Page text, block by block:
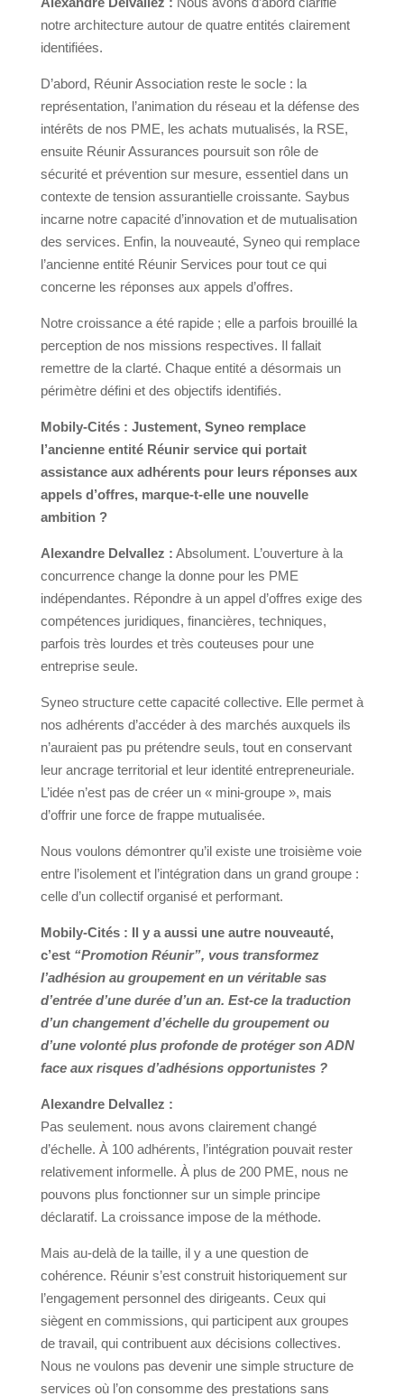
notre architecture autour de quatre entités clairement
identifiées.
D’abord, Réunir Association reste le socle : la
représentation, l’animation du réseau et la défense des
intérêts de nos PME, les achats mutualisés, la RSE,
ensuite Réunir Assurances poursuit son rôle de
sécurité et prévention sur mesure, essentiel dans un
contexte de tension assurantielle croissante. Saybus
incarne notre capacité d’innovation et de mutualisation
des services. Enfin, la nouveauté, Syneo qui remplace
l’ancienne entité Réunir Services pour tout ce qui
concerne les réponses aux appels d’offres.
Notre croissance a été rapide ; elle a parfois brouillé la
perception de nos missions respectives. Il fallait
remettre de la clarté. Chaque entité a désormais un
périmètre défini et des objectifs identifiés.
Mobily-Cités : Justement, Syneo remplace
l’ancienne entité Réunir service qui portait
assistance aux adhérents pour leurs réponses aux
appels d’offres, marque-t-elle une nouvelle
ambition ?
Alexandre Delvallez : Absolument. L’ouverture à la
concurrence change la donne pour les PME
indépendantes. Répondre à un appel d’offres exige des
compétences juridiques, financières, techniques,
parfois très lourdes et très couteuses pour une
entreprise seule.
Syneo structure cette capacité collective. Elle permet à
nos adhérents d’accéder à des marchés auxquels ils
n’auraient pas pu prétendre seuls, tout en conservant
leur ancrage territorial et leur identité entrepreneuriale.
L’idée n’est pas de créer un « mini-groupe », mais
d’offrir une force de frappe mutualisée.
Nous voulons démontrer qu’il existe une troisième voie
entre l’isolement et l’intégration dans un grand groupe :
celle d’un collectif organisé et performant.
Mobily-Cités : Il y a aussi une autre nouveauté,
c’est “Promotion Réunir”, vous transformez
l’adhésion au groupement en un véritable sas
d’entrée d’une durée d’un an. Est-ce la traduction
d’un changement d’échelle du groupement ou
d’une volonté plus profonde de protéger son ADN
face aux risques d’adhésions opportunistes ?
Alexandre Delvallez :
Pas seulement. nous avons clairement changé
d’échelle. À 100 adhérents, l’intégration pouvait rester
relativement informelle. À plus de 200 PME, nous ne
pouvons plus fonctionner sur un simple principe
déclaratif. La croissance impose de la méthode.
Mais au-delà de la taille, il y a une question de
cohérence. Réunir s’est construit historiquement sur
l’engagement personnel des dirigeants. Ceux qui
siègent en commissions, qui participent aux groupes
de travail, qui contribuent aux décisions collectives.
Nous ne voulons pas devenir une simple structure de
services où l’on consomme des prestations sans